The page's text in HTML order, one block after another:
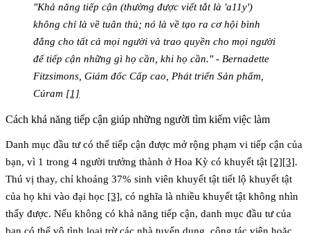
"Khả năng tiếp cận (thường được viết tắt là 'a11y')
không chỉ là về tuân thủ; nó là về tạo ra cơ hội bình
đẳng cho tất cả mọi người và trao quyền cho mọi người
để tiếp cận những gì họ cần, khi họ cần." - Bernadette
Fitzsimons, Giám đốc Cấp cao, Phát triển Sản phẩm,
Cúram [1]
Cách khả năng tiếp cận giúp những người tìm kiếm việc làm
Danh mục đầu tư có thể tiếp cận được mở rộng phạm vi tiếp cận của
bạn, vì 1 trong 4 người trưởng thành ở Hoa Kỳ có khuyết tật [2][3].
Thú vị thay, chỉ khoảng 37% sinh viên khuyết tật tiết lộ khuyết tật
của họ khi vào đại học [3], có nghĩa là nhiều khuyết tật không nhìn
thấy được. Nếu không có khả năng tiếp cận, danh mục đầu tư của